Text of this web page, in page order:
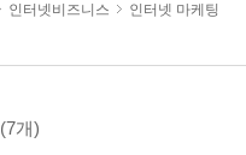
인터넷비즈니스 인터넷 마케팅
(7개)